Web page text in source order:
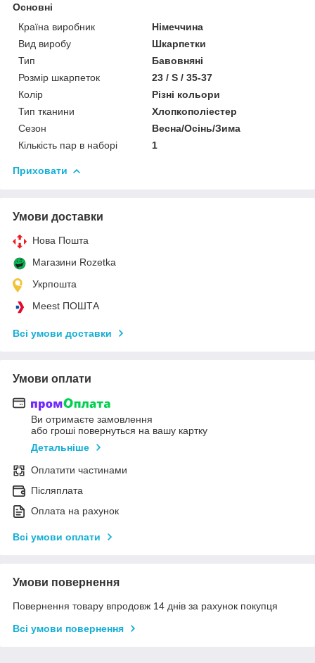
Основні
Країна виробник
Німеччина
Вид виробу
Шкарпетки
Тип
Бавовняні
Розмір шкарпеток
23 / S / 35-37
Колір
Різні кольори
Тип тканини
Хлопкополіестер
Сезон
Весна/Осінь/Зима
Кількість пар в наборі
1
Приховати
Умови доставки
Нова Пошта
Магазини Rozetka
Укрпошта
Meest ПОШТА
Всі умови доставки
Умови оплати
Ви отримаєте замовлення
або гроші повернуться на вашу картку
Детальніше
Оплатити частинами
Післяплата
Оплата на рахунок
Всі умови оплати
Умови повернення
Повернення товару впродовж 14 днів за рахунок покупця
Всі умови повернення